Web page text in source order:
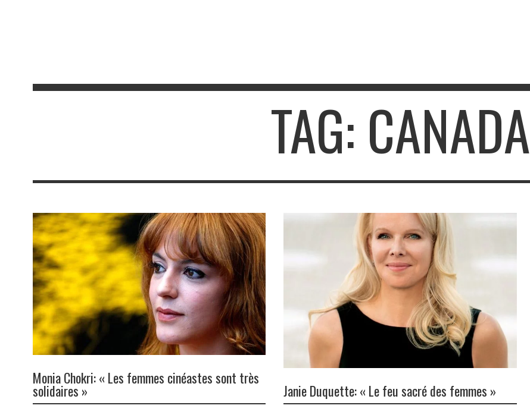
TAG: CANADA
Monia Chokri: « Les femmes cinéastes sont très
solidaires » Janie Duquette: « Le feu sacré des femmes »